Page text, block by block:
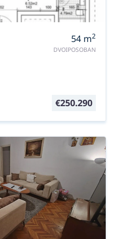
54 m2
DVOIPOSOBAN
€250.290